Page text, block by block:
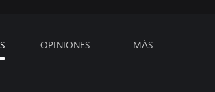
OPINIONES MÁS